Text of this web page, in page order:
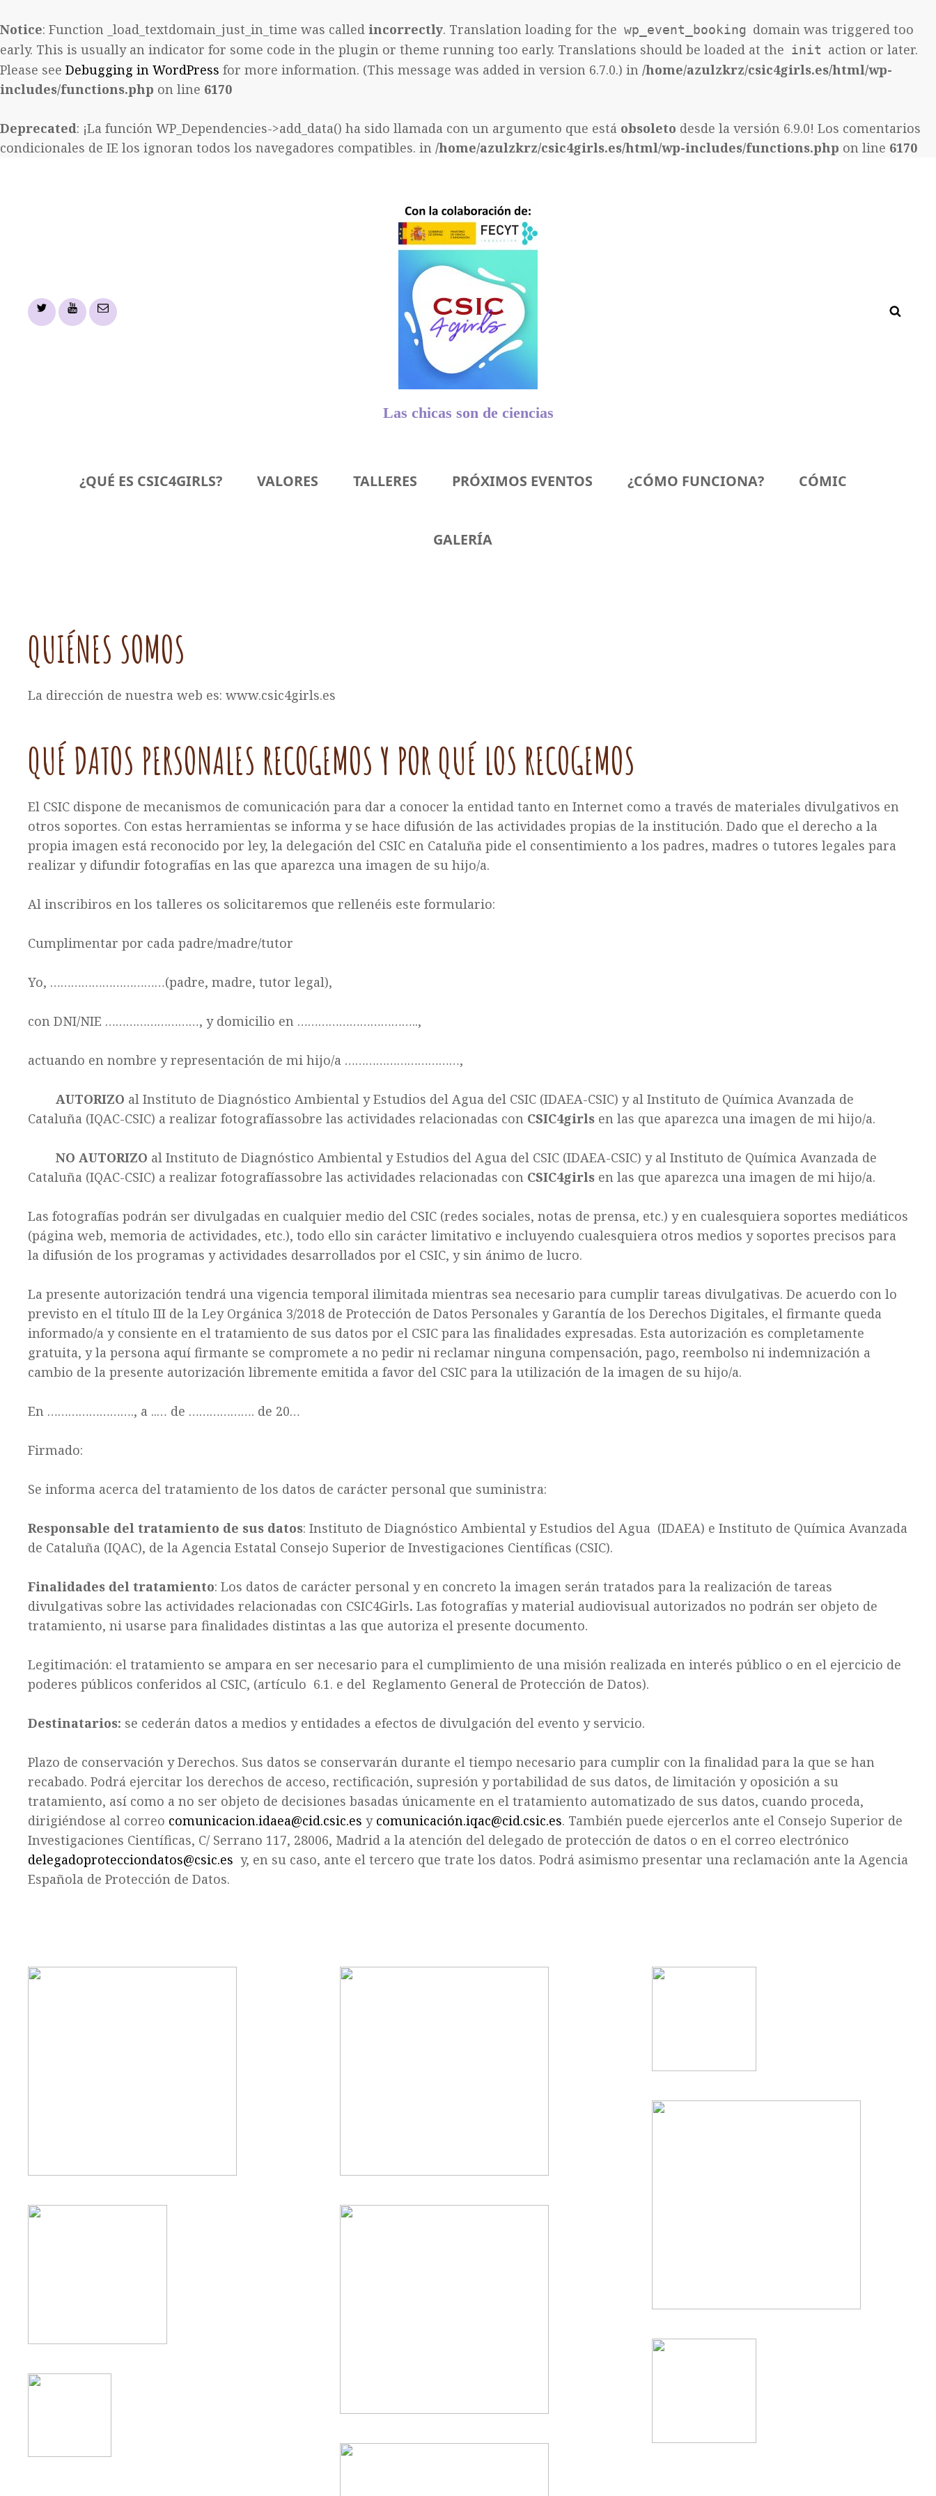
Notice: Function _load_textdomain_just_in_time was called incorrectly. Translation loading for the wp_event_booking domain was triggered too
early. This is usually an indicator for some code in the plugin or theme running too early. Translations should be loaded at the init action or later.
Please see Debugging in WordPress for more information. (This message was added in version 6.7.0.) in /home/azulzkrz/csic4girls.es/html/wp-
includes/functions.php on line 6170
Deprecated: ¡La función WP_Dependencies->add_data() ha sido llamada con un argumento que está obsoleto desde la versión 6.9.0! Los comentarios
condicionales de IE los ignoran todos los navegadores compatibles. in /home/azulzkrz/csic4girls.es/html/wp-includes/functions.php on line 6170
TwitterYouTubeemail
Las chicas son de ciencias
¿QUÉ ES CSIC4GIRLS? VALORES TALLERES PRÓXIMOS EVENTOS ¿CÓMO FUNCIONA? CÓMIC
GALERÍA
QUIÉNES SOMOS
La dirección de nuestra web es: www.csic4girls.es
QUÉ DATOS PERSONALES RECOGEMOS Y POR QUÉ LOS RECOGEMOS
El CSIC dispone de mecanismos de comunicación para dar a conocer la entidad tanto en Internet como a través de materiales divulgativos en
otros soportes. Con estas herramientas se informa y se hace difusión de las actividades propias de la institución. Dado que el derecho a la
propia imagen está reconocido por ley, la delegación del CSIC en Cataluña pide el consentimiento a los padres, madres o tutores legales para
realizar y difundir fotografías en las que aparezca una imagen de su hijo/a.
Al inscribiros en los talleres os solicitaremos que rellenéis este formulario:
Cumplimentar por cada padre/madre/tutor
Yo, ……………………………(padre, madre, tutor legal),
con DNI/NIE ………………………, y domicilio en ……………………………..,
actuando en nombre y representación de mi hijo/a ……………………………,
AUTORIZO al Instituto de Diagnóstico Ambiental y Estudios del Agua del CSIC (IDAEA-CSIC) y al Instituto de Química Avanzada de
Cataluña (IQAC-CSIC) a realizar fotografíassobre las actividades relacionadas con CSIC4girls en las que aparezca una imagen de mi hijo/a.
NO AUTORIZO al Instituto de Diagnóstico Ambiental y Estudios del Agua del CSIC (IDAEA-CSIC) y al Instituto de Química Avanzada de
Cataluña (IQAC-CSIC) a realizar fotografíassobre las actividades relacionadas con CSIC4girls en las que aparezca una imagen de mi hijo/a.
Las fotografías podrán ser divulgadas en cualquier medio del CSIC (redes sociales, notas de prensa, etc.) y en cualesquiera soportes mediáticos
(página web, memoria de actividades, etc.), todo ello sin carácter limitativo e incluyendo cualesquiera otros medios y soportes precisos para
la difusión de los programas y actividades desarrollados por el CSIC, y sin ánimo de lucro.
La presente autorización tendrá una vigencia temporal ilimitada mientras sea necesario para cumplir tareas divulgativas. De acuerdo con lo
previsto en el título III de la Ley Orgánica 3/2018 de Protección de Datos Personales y Garantía de los Derechos Digitales, el firmante queda
informado/a y consiente en el tratamiento de sus datos por el CSIC para las finalidades expresadas. Esta autorización es completamente
gratuita, y la persona aquí firmante se compromete a no pedir ni reclamar ninguna compensación, pago, reembolso ni indemnización a
cambio de la presente autorización libremente emitida a favor del CSIC para la utilización de la imagen de su hijo/a.
En ……………………., a ..… de ………………. de 20…
Firmado:
Se informa acerca del tratamiento de los datos de carácter personal que suministra:
Responsable del tratamiento de sus datos: Instituto de Diagnóstico Ambiental y Estudios del Agua (IDAEA) e Instituto de Química Avanzada
de Cataluña (IQAC), de la Agencia Estatal Consejo Superior de Investigaciones Científicas (CSIC).
Finalidades del tratamiento: Los datos de carácter personal y en concreto la imagen serán tratados para la realización de tareas
divulgativas sobre las actividades relacionadas con CSIC4Girls. Las fotografías y material audiovisual autorizados no podrán ser objeto de
tratamiento, ni usarse para finalidades distintas a las que autoriza el presente documento.
Legitimación: el tratamiento se ampara en ser necesario para el cumplimiento de una misión realizada en interés público o en el ejercicio de
poderes públicos conferidos al CSIC, (artículo 6.1. e del Reglamento General de Protección de Datos).
Destinatarios: se cederán datos a medios y entidades a efectos de divulgación del evento y servicio.
Plazo de conservación y Derechos. Sus datos se conservarán durante el tiempo necesario para cumplir con la finalidad para la que se han
recabado. Podrá ejercitar los derechos de acceso, rectificación, supresión y portabilidad de sus datos, de limitación y oposición a su
tratamiento, así como a no ser objeto de decisiones basadas únicamente en el tratamiento automatizado de sus datos, cuando proceda,
dirigiéndose al correo comunicacion.idaea@cid.csic.es y comunicación.iqac@cid.csic.es. También puede ejercerlos ante el Consejo Superior de
Investigaciones Científicas, C/ Serrano 117, 28006, Madrid a la atención del delegado de protección de datos o en el correo electrónico
delegadoprotecciondatos@csic.es y, en su caso, ante el tercero que trate los datos. Podrá asimismo presentar una reclamación ante la Agencia
Española de Protección de Datos.